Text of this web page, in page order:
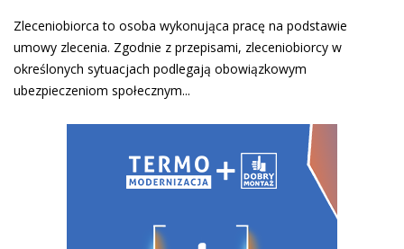
Zleceniobiorca to osoba wykonująca pracę na podstawie
umowy zlecenia. Zgodnie z przepisami, zleceniobiorcy w
określonych sytuacjach podlegają obowiązkowym
ubezpieczeniom społecznym...